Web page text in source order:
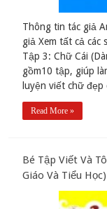
Thông tin tác giả
giả Xem tất cả các
Tập 3: Chữ Cái
gồm10 tập, giúp
luyện viết chữ đẹp
Read More »
Bé Tập Viết Và
Giáo Và Tiểu Học)